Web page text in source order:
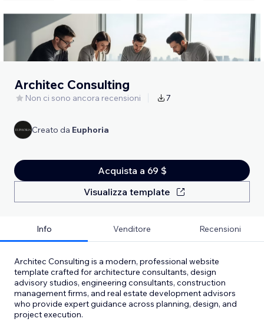
Architec Consulting
Non ci sono ancora recensioni 7
Creato da Euphoria
Acquista a 69 $
Visualizza template
Info Venditore Recensioni
Architec Consulting is a modern, professional website
template crafted for architecture consultants, design
advisory studios, engineering consultants, construction
management firms, and real estate development advisors
who provide expert guidance across planning, design, and
project execution.